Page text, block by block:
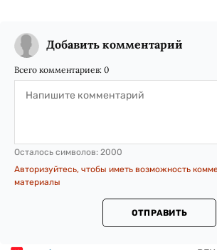
Добавить комментарий
Всего комментариев: 0
Осталось символов: 2000
Авторизуйтесь, чтобы иметь возможность
материалы
ОТПРАВИТЬ